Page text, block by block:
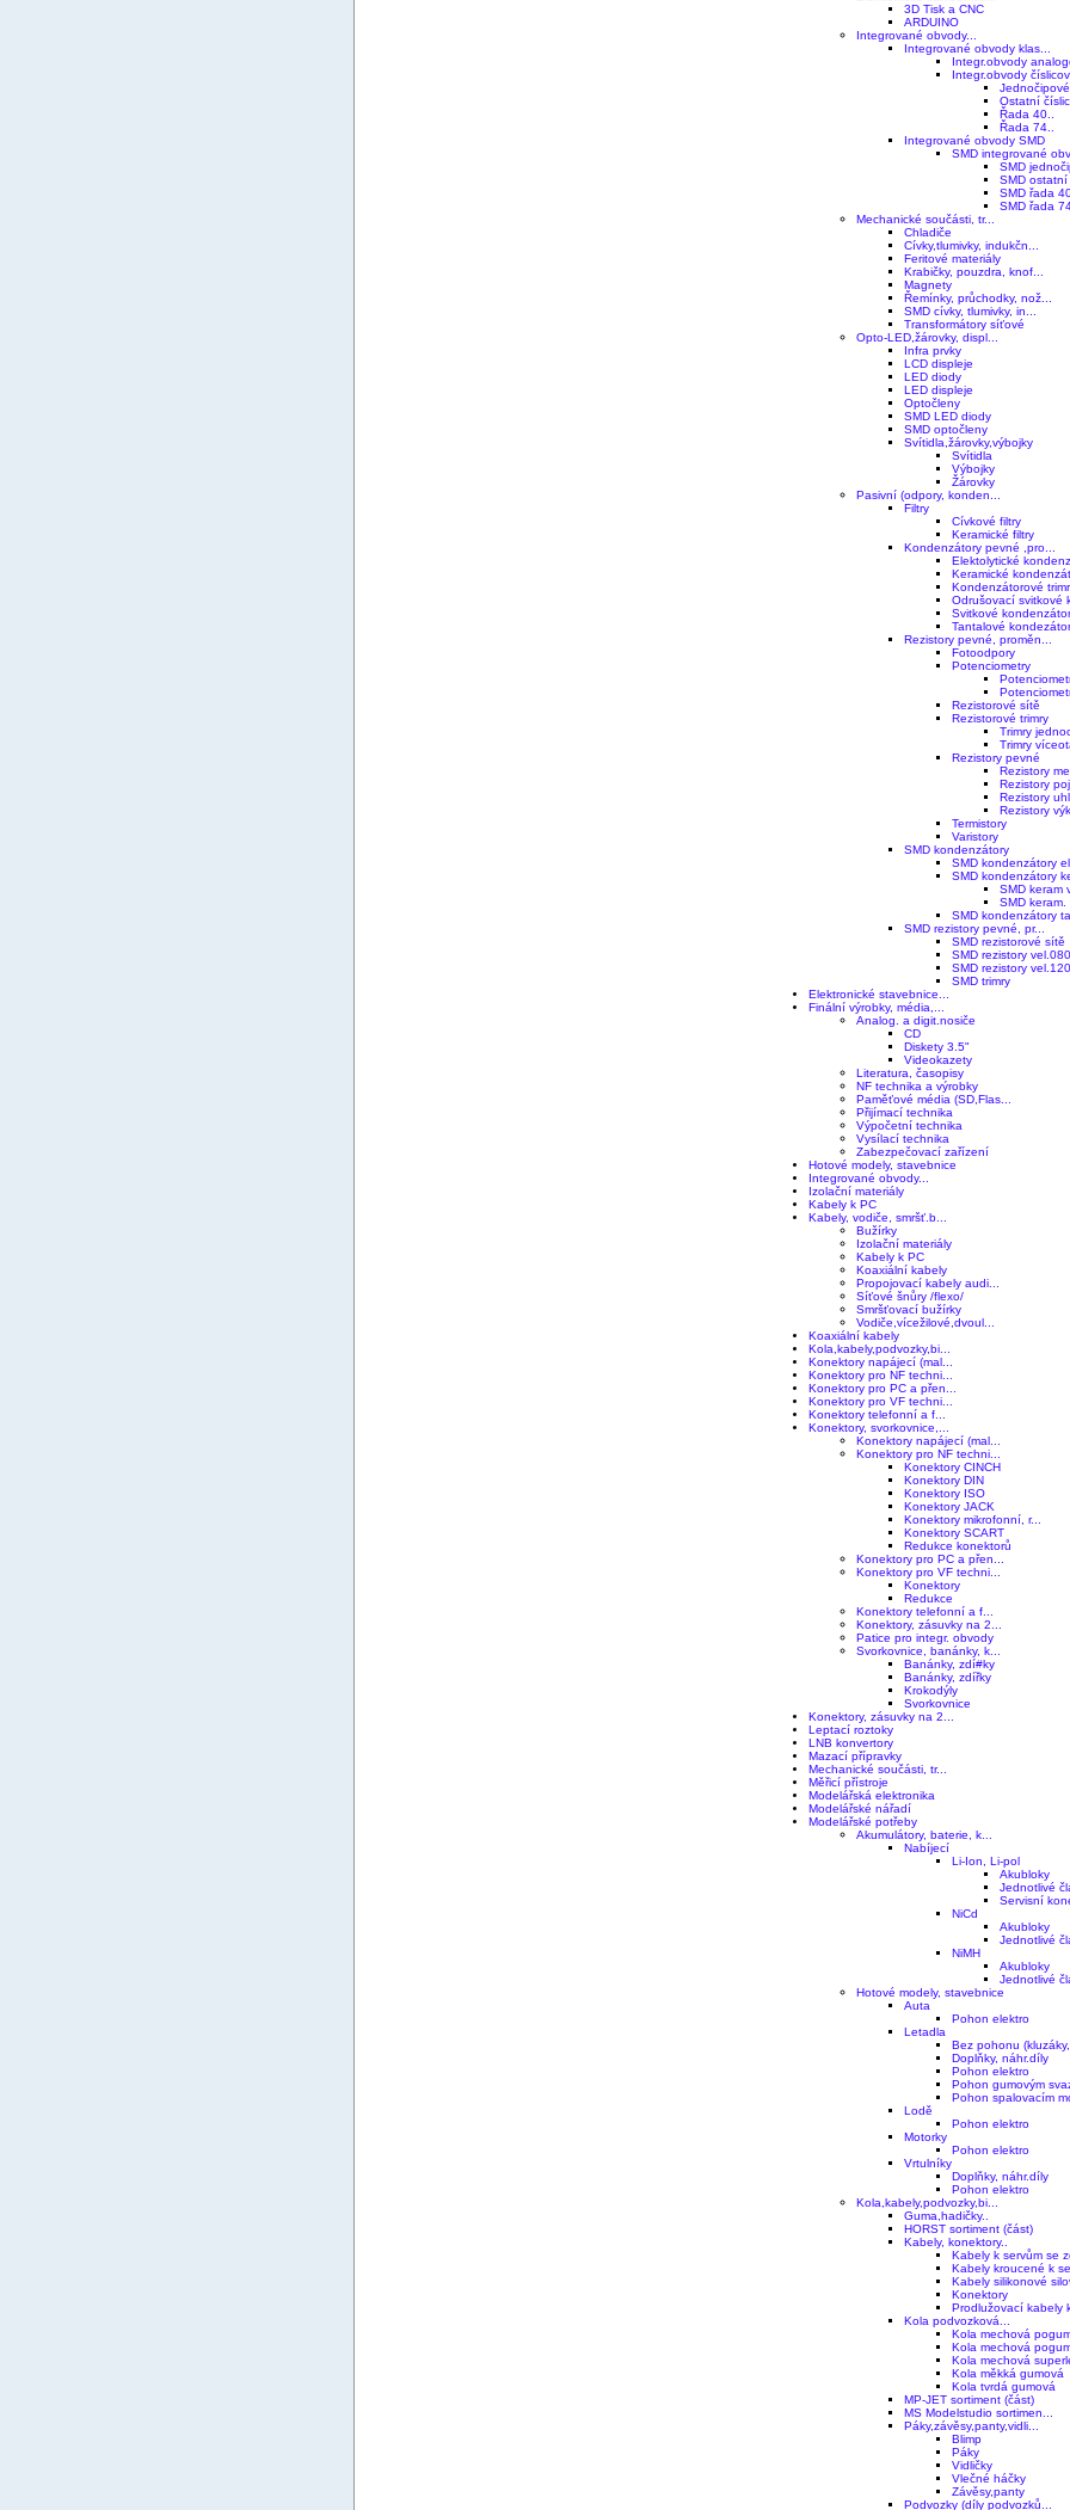
3D Tisk a CNC
ARDUINO
Integrované obvody...
Integrované obvody klas...
Integr.obvody
Integr.obvody
Ostatní
Řada 40..
Řada 74..
Integrované obvody SMD
SMD integrované
SMD
SMD ostatní
SMD řada
SMD řada
Mechanické součásti, tr...
Chladiče
Cívky,tlumivky, indukčn...
Feritové materiály
Krabičky, pouzdra, knof...
Magnety
Řemínky, průchodky, nož...
SMD cívky, tlumivky, in...
Transformátory síťové
Opto-LED,žárovky, displ...
Infra prvky
LCD displeje
LED diody
LED displeje
Optočleny
SMD LED diody
SMD optočleny
Svítidla,žárovky,výbojky
Svítidla
Výbojky
Žárovky
Pasivní (odpory, konden...
Filtry
Cívkové filtry
Keramické filtry
Kondenzátory pevné ,pro...
Elektolytické
Keramické
Kondenzátorové
Odrušovací svitkové
Svitkové
Tantalové
Rezistory pevné, proměn...
Fotoodpory
Potenciometry
Rezistorové sítě
Rezistorové trimry
Trimry
Trimry
Rezistory pevné
Rezistory
Rezistory
Rezistory
Rezistory
Termistory
Varistory
SMD kondenzátory
SMD kondenzátory
SMD kondenzátory
SMD keram
SMD
SMD kondenzátory
SMD rezistory pevné, pr...
SMD rezistorové sítě
SMD rezistory
SMD rezistory
SMD trimry
Elektronické stavebnice...
Finální výrobky, média,...
Analog. a digit.nosiče
CD
Diskety 3.5"
Videokazety
Literatura, časopisy
NF technika a výrobky
Paměťové média (SD,Flas...
Přijímací technika
Výpočetní technika
Vysílací technika
Zabezpečovací zařízení
Hotové modely, stavebnice
Integrované obvody...
Izolační materiály
Kabely k PC
Kabely, vodiče, smršť.b...
Bužírky
Izolační materiály
Kabely k PC
Koaxiální kabely
Propojovací kabely audi...
Síťové šnůry /flexo/
Smršťovací bužírky
Vodiče,vícežilové,dvoul...
Koaxiální kabely
Kola,kabely,podvozky,bi...
Konektory napájecí (mal...
Konektory pro NF techni...
Konektory pro PC a přen...
Konektory pro VF techni...
Konektory telefonní a f...
Konektory, svorkovnice,...
Konektory napájecí (mal...
Konektory pro NF techni...
Konektory CINCH
Konektory DIN
Konektory ISO
Konektory JACK
Konektory mikrofonní, r...
Konektory SCART
Redukce konektorů
Konektory pro PC a přen...
Konektory pro VF techni...
Konektory
Redukce
Konektory telefonní a f...
Konektory, zásuvky na 2...
Patice pro integr. obvody
Svorkovnice, banánky, k...
Banánky, zdí#ky
Banánky, zdířky
Krokodýly
Svorkovnice
Konektory, zásuvky na 2...
Leptací roztoky
LNB konvertory
Mazací přípravky
Mechanické součásti, tr...
Měřicí přístroje
Modelářská elektronika
Modelářské nářadí
Modelářské potřeby
Akumulátory, baterie, k...
Nabíjecí
Li-Ion, Li-pol
Akubloky
Jednotlivé
Servisní
NiCd
Akubloky
Jednotlivé
NiMH
Akubloky
Jednotlivé
Hotové modely, stavebnice
Auta
Pohon elektro
Letadla
Bez pohonu
Doplňky, náhr.díly
Pohon elektro
Pohon gumovým
Pohon spalovacím
Lodě
Pohon elektro
Motorky
Pohon elektro
Vrtulníky
Doplňky, náhr.díly
Pohon elektro
Kola,kabely,podvozky,bi...
Guma,hadičky..
HORST sortiment (část)
Kabely, konektory..
Kabely k servům se
Kabely kroucené k
Kabely silikonové
Konektory
Prodlužovací kabely k
Kola podvozková...
Kola mechová
Kola mechová
Kola mechová
Kola měkká gumová
Kola tvrdá gumová
MP-JET sortiment (část)
MS Modelstudio sortimen...
Páky,závěsy,panty,vidli...
Blimp
Páky
Vidličky
Vlečné háčky
Závěsy,panty
Podvozky (díly podvozků...